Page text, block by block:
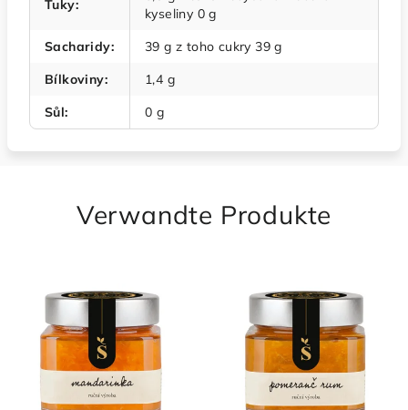
Tuky:
kyseliny 0 g
Sacharidy:
39 g z toho cukry 39 g
Bílkoviny:
1,4 g
Sůl: 0 g
Verwandte Produkte